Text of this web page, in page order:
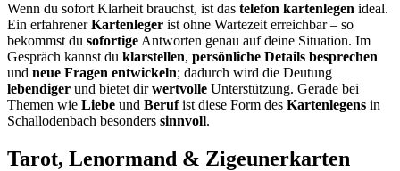
Wenn du sofort Klarheit brauchst, ist das telefon kartenlegen ideal.
Ein erfahrenerKartenleger ist ohne Wartezeit erreichbar – so
bekommst du sofortige Antworten genau auf deine Situation. Im
Gespräch kannst du klarstellen, persönliche Details besprechen
und neue Fragen entwickeln; dadurch wird die Deutung
lebendiger und bietet dirwertvolle Unterstützung. Gerade bei
Themen wie Liebe und Berufist diese Form des Kartenlegens in
Schallodenbach besonders sinnvoll.
Tarot, Lenormand & Zigeunerkarten